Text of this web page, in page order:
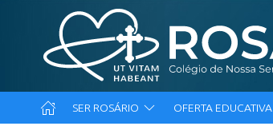
SER ROSÁRIO OFERTA EDUCATIVA